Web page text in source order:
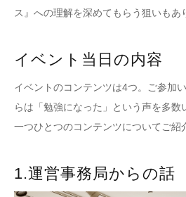
ス』への理解を深めてもらう狙いもあ
イベント当日の内容
イベントのコンテンツは4つ。ご参加
らは「勉強になった」という声を多数
一つひとつのコンテンツについてご紹
1.運営事務局からの話